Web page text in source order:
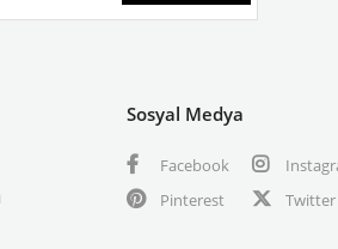
Sosyal Medya
Facebook
Pinterest
Twitter